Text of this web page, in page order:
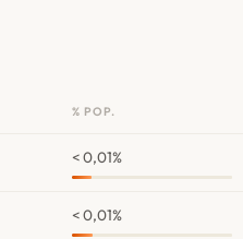
% POP.
< 0,01%
< 0,01%